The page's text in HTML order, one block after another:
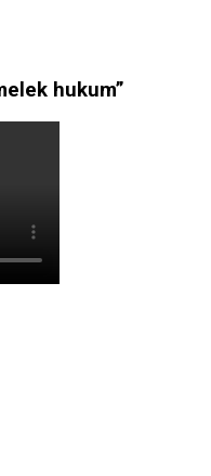
hukum”